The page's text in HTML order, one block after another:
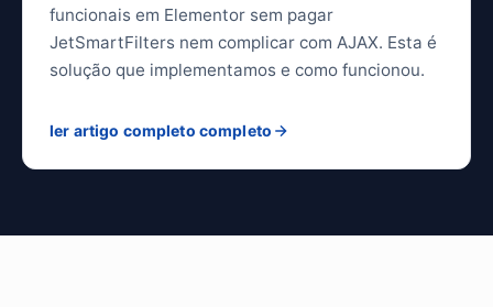
funcionais em Elementor sem pagar
JetSmartFilters nem complicar com AJAX. Esta é
solução que implementamos e como funcionou.
ler artigo completo completo